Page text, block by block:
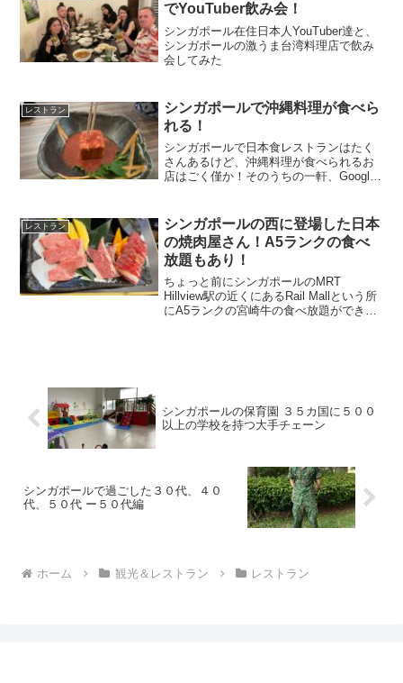
でYouTuber飲み会！
シンガポール在住日本人YouTuber達と、
シンガポールの激うま台湾料理店で飲み
会してみた
レストラン
シンガポールで沖縄料理が食べら
れる！
シンガポールで日本食レストランはたく
さんあるけど、沖縄料理が食べられるお
店はごく僅か！そのうちの一軒、Google
レストラン
シンガポールの西に登場した日本
の焼肉屋さん！A5ランクの食べ
放題もあり！
ちょっと前にシンガポールのMRT
Hillview駅の近くにあるRail Mallという所
にA5ランクの宮崎牛の食べ放題ができる
シンガポールの保育園 ３５カ国に５００
以上の学校を持つ大手チェーン
シンガポールで過ごした３０代、４０
代、５０代 ー５０代編
ホーム 観光＆レストラン レストラン